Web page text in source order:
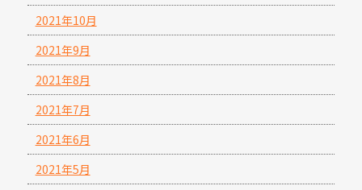
2021年10月
2021年9月
2021年8月
2021年7月
2021年6月
2021年5月